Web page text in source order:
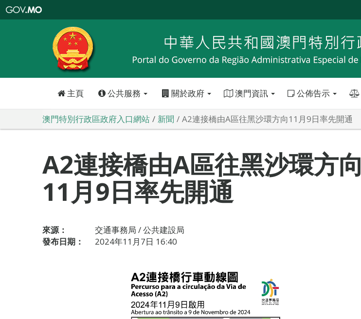
特
政
區
政
口
主頁 公共服務 關於政府 澳門資訊 公佈告示
澳門特別行政區政府入口網站 新聞 A2連接橋由A區往黑沙環方向11月9日率先開通
A2連接橋由A區往黑沙環方向
11月9日率先開通
來源：
交通事務局 / 公共建設局
發布日期：
2024年11月7日 16:40